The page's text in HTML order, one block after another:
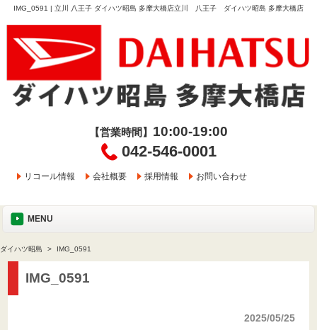
IMG_0591 | 立川 八王子 ダイハツ昭島 多摩大橋店立川 八王子 ダイハツ昭島 多摩大橋店
【営業時間】 10:00-19:00
042-546-0001
リコール情報 会社概要 採用情報 お問い合わせ
MENU
ダイハツ昭島 IMG_0591
IMG_0591
2025/05/25